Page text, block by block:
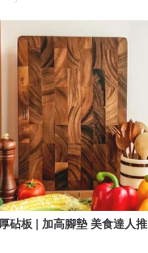
砧板 | 加高腳墊 美食達人推